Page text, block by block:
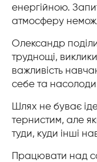
енергійною.
атмосферу
Олександр
труднощі,
важливість
себе та
Шлях не буває
тернистим, але
туди, куди інші
Працювати над